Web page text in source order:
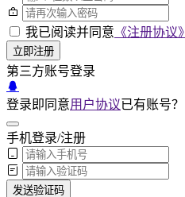
我已阅读并同意 《注册协议》
立即注册
第三方账号登录
登录即同意用户协议已有账号？
手机登录/注册
发送验证码